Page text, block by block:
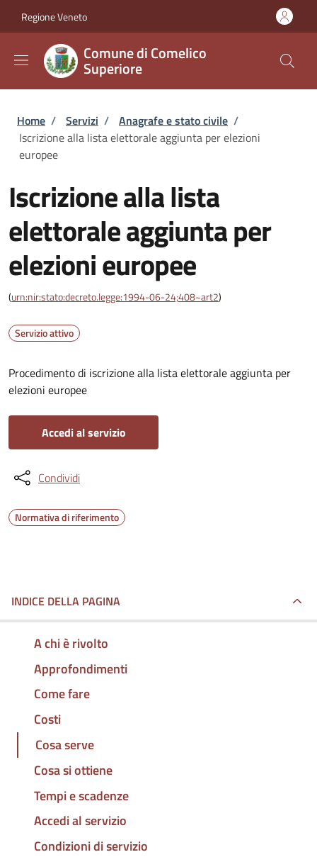
Regione Veneto
Comune di Comelico
Superiore
Briciole di pane
Home / Servizi / Anagrafe e stato civile /
Iscrizione alla lista elettorale aggiunta per elezioni
europee
Iscrizione alla lista
elettorale aggiunta per
elezioni europee
(urn:nir:stato:decreto.legge:1994-06-24;408~art2)
Servizio attivo
Procedimento di iscrizione alla lista elettorale aggiunta per
elezioni europee
Accedi al servizio
Condividi
Normativa di riferimento
INDICE DELLA PAGINA
A chi è rivolto
Approfondimenti
Come fare
Costi
Cosa serve
Cosa si ottiene
Tempi e scadenze
Accedi al servizio
Condizioni di servizio